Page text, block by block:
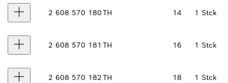
2 608 570 180TH 14 1 Stck
2 608 570 181 TH 16 1 Stck
2 608 570 182TH 18 1 Stck